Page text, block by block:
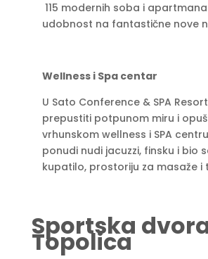
115 modernih soba i
udobnost na fantastične nove
Wellness i Spa centar
U Sato Conference & SPA
prepustiti potpunom miru i
vrhunskom wellness i SPA
ponudi nudi jacuzzi, finsku i bio
kupatilo, prostoriju za masaže i
Sportska
Topolica